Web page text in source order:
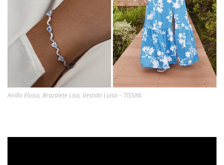
Anillo Eloisa, Brazalete Lisa, Vestido Luisa – TISSINI.